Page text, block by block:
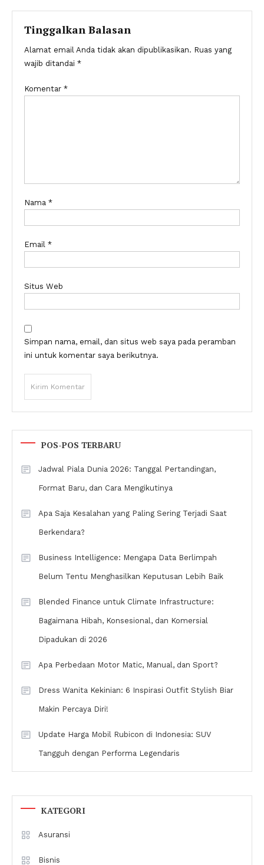
pos
Tinggalkan Balasan
Alamat email Anda tidak akan dipublikasikan. Ruas yang
wajib ditandai *
Komentar *
Nama *
Email *
Situs Web
Simpan nama, email, dan situs web saya pada peramban
ini untuk komentar saya berikutnya.
POS-POS TERBARU
Jadwal Piala Dunia 2026: Tanggal Pertandingan,
Format Baru, dan Cara Mengikutinya
Apa Saja Kesalahan yang Paling Sering Terjadi Saat
Berkendara?
Business Intelligence: Mengapa Data Berlimpah
Belum Tentu Menghasilkan Keputusan Lebih Baik
Blended Finance untuk Climate Infrastructure:
Bagaimana Hibah, Konsesional, dan Komersial
Dipadukan di 2026
Apa Perbedaan Motor Matic, Manual, dan Sport?
Dress Wanita Kekinian: 6 Inspirasi Outfit Stylish Biar
Makin Percaya Diri!
Update Harga Mobil Rubicon di Indonesia: SUV
Tangguh dengan Performa Legendaris
KATEGORI
Asuransi
Bisnis